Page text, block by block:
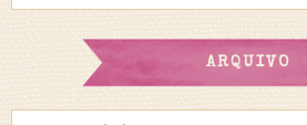
ARQUIVO